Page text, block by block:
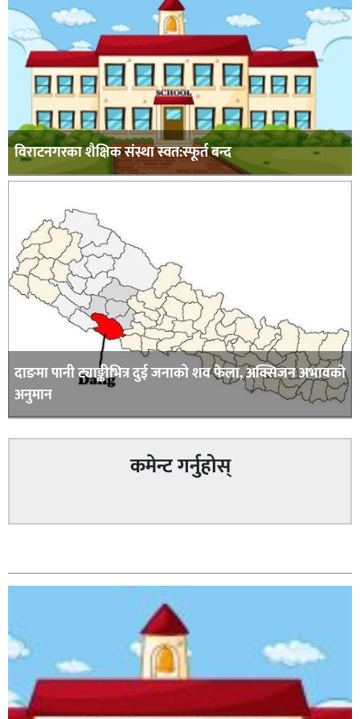
विराटनगरका शैक्षिक संस्था स्वत:स्फूर्त बन्द
दाङमा पानी ट्याङ्कीभित्र दुई जनाको शव फेला, अक्सिजन अभावकाे
अनुमान
कमेन्ट गर्नुहोस्